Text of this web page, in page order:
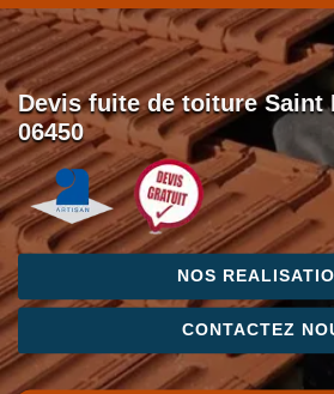
Devis fuite de toiture Saint
06450
NOS
CONTACTEZ